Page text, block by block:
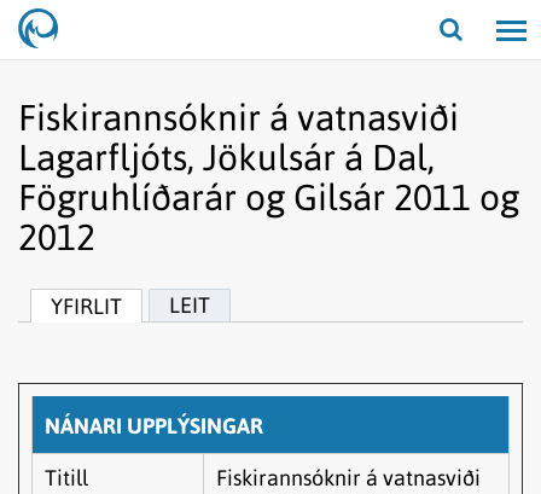
Opna/
Fiskirannsóknir á vatnasviði
Lagarfljóts, Jökulsár á Dal,
Fögruhlíðarár og Gilsár 2011 og
2012
YFIRLIT LEIT
NÁNARI UPPLÝSINGAR
Titill
Fiskirannsóknir á vatnasviði